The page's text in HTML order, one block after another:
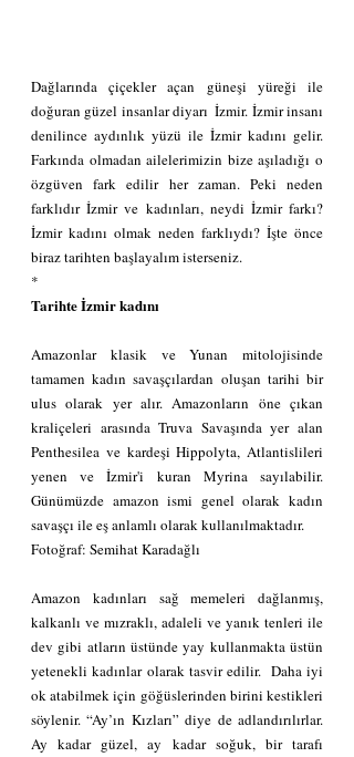
Dağlarında çiçekler açan güneşi yüreği ile
doğuran güzel insanlar diyarı  İzmir. İzmir insanı
denilince aydınlık yüzü ile İzmir kadını gelir.
Farkında olmadan ailelerimizin bize aşıladığı o
özgüven fark edilir her zaman. Peki neden
farklıdır İzmir ve kadınları, neydi İzmir farkı?
İzmir kadını olmak neden farklıydı? İşte önce
biraz tarihten başlayalım isterseniz.
*
Tarihte İzmir kadını
Amazonlar klasik ve Yunan mitolojisinde
tamamen kadın savaşçılardan oluşan tarihi bir
ulus olarak yer alır. Amazonların öne çıkan
kraliçeleri arasında Truva Savaşında yer alan
Penthesilea ve kardeşi Hippolyta, Atlantislileri
yenen ve İzmir'i kuran Myrina sayılabilir.
Günümüzde amazon ismi genel olarak kadın
savaşçı ile eş anlamlı olarak kullanılmaktadır.
Fotoğraf: Semihat Karadağlı
Amazon kadınları sağ memeleri dağlanmış,
kalkanlı ve mızraklı, adaleli ve yanık tenleri ile
dev gibi atların üstünde yay kullanmakta üstün
yetenekli kadınlar olarak tasvir edilir.  Daha iyi
ok atabilmek için göğüslerinden birini kestikleri
söylenir. “Ay’ın Kızları” diye de adlandırılırlar.
Ay kadar güzel, ay kadar soğuk, bir tarafı